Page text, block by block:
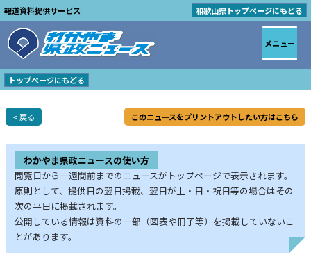
報道資料提供サービス 和歌山県トップページにもどる
トップページにもどる
< 戻る このニュースをプリントアウトしたい方はこちら
わかやま県政ニュースの使い方
閲覧日から一週間前までのニュースがトップページで表示されます。
原則として、提供日の翌日掲載、翌日が土・日・祝日等の場合はその
次の平日に掲載されます。
公開している情報は資料の一部（図表や冊子等）を掲載していないこ
とがあります。
メニュー